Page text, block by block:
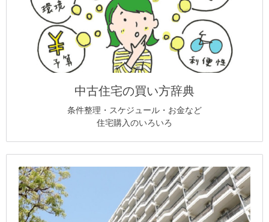
中古住宅の買い方辞典
条件整理・スケジュール・お金など
住宅購入のいろいろ